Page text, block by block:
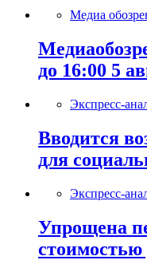
Медиа
до 16:00 5
Экспресс-
Вводится
для
Экспресс-
Упрощена
стоимостью